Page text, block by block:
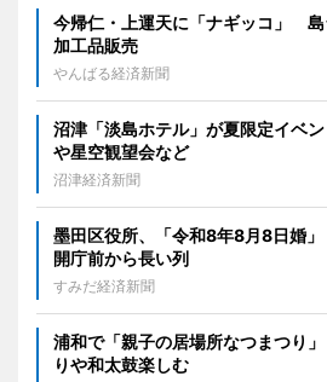
今帰仁・上運天に「ナギッコ」
加工品販売
やんばる経済新聞
沼津「淡島ホテル」が夏限定イベ
や星空観望会など
沼津経済新聞
墨田区役所、「令和8年8月8日婚
開庁前から長い列
すみだ経済新聞
浦和で「親子の居場所なつまつり
りや和太鼓楽しむ